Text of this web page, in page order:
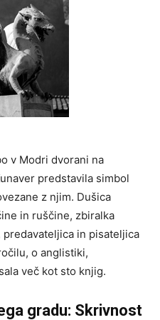
v Modri dvorani na
predstavila simbol
z njim. Dušica
in ruščine, zbiralka
in pisateljica
o anglistiki,
več kot sto knjig.
gradu: Skrivnost